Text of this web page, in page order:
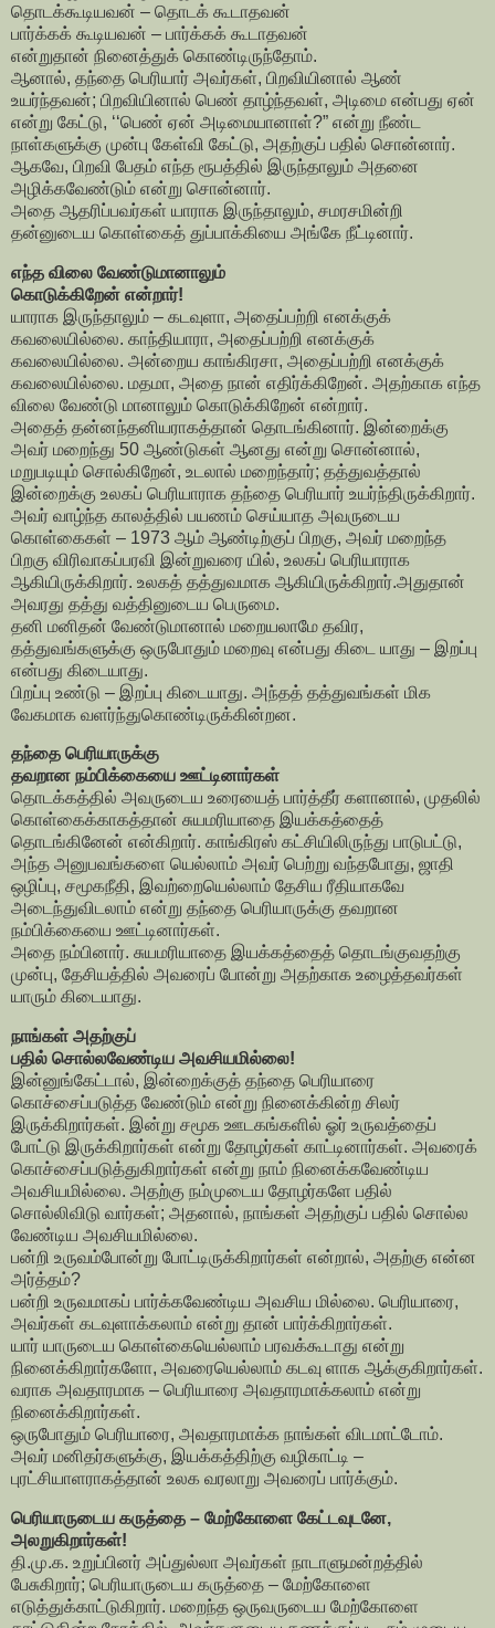
தொடக்கூடியவன் – தொடக் கூடாதவன்
பார்க்கக் கூடியவன் – பார்க்கக் கூடாதவன்
என்றுதான் நினைத்துக் கொண்டிருந்தோம்.
ஆனால், தந்தை பெரியார் அவர்கள், பிறவியினால் ஆண்
உயர்ந்தவன்; பிறவியினால் பெண் தாழ்ந்தவள், அடிமை என்பது ஏன்
என்று கேட்டு, ‘‘பெண் ஏன் அடிமையானாள்?” என்று நீண்ட
நாள்களுக்கு முன்பு கேள்வி கேட்டு, அதற்குப் பதில் சொன்னார்.
ஆகவே, பிறவி பேதம் எந்த ரூபத்தில் இருந்தாலும் அதனை
அழிக்கவேண்டும் என்று சொன்னார்.
அதை ஆதரிப்பவர்கள் யாராக இருந்தாலும், சமரசமின்றி
தன்னுடைய கொள்கைத் துப்பாக்கியை அங்கே நீட்டினார்.
எந்த விலை வேண்டுமானாலும்
கொடுக்கிறேன் என்றார்!
யாராக இருந்தாலும் – கடவுளா, அதைப்பற்றி எனக்குக்
கவலையில்லை. காந்தியாரா, அதைப்பற்றி எனக்குக்
கவலையில்லை. அன்றைய காங்கிரசா, அதைப்பற்றி எனக்குக்
கவலையில்லை. மதமா, அதை நான் எதிர்க்கிறேன். அதற்காக எந்த
விலை வேண்டு மானாலும் கொடுக்கிறேன் என்றார்.
அதைத் தன்னந்தனியராகத்தான் தொடங்கினார். இன்றைக்கு
அவர் மறைந்து 50 ஆண்டுகள் ஆனது என்று சொன்னால்,
மறுபடியும் சொல்கிறேன், உடலால் மறைந்தார்; தத்துவத்தால்
இன்றைக்கு உலகப் பெரியாராக தந்தை பெரியார் உயர்ந்திருக்கிறார்.
அவர் வாழ்ந்த காலத்தில் பயணம் செய்யாத அவருடைய
கொள்கைகள் – 1973 ஆம் ஆண்டிற்குப் பிறகு, அவர் மறைந்த
பிறகு விரிவாகப்பரவி இன்றுவரை யில், உலகப் பெரியாராக
ஆகியிருக்கிறார். உலகத் தத்துவமாக ஆகியிருக்கிறார்.அதுதான்
அவரது தத்து வத்தினுடைய பெருமை.
தனி மனிதன் வேண்டுமானால் மறையலாமே தவிர,
தத்துவங்களுக்கு ஒருபோதும் மறைவு என்பது கிடை யாது – இறப்பு
என்பது கிடையாது.
பிறப்பு உண்டு – இறப்பு கிடையாது. அந்தத் தத்துவங்கள் மிக
வேகமாக வளர்ந்துகொண்டிருக்கின்றன.
தந்தை பெரியாருக்கு
தவறான நம்பிக்கையை ஊட்டினார்கள்
தொடக்கத்தில் அவருடைய உரையைத் பார்த்தீர் களானால், முதலில்
கொள்கைக்காகத்தான் சுயமரியாதை இயக்கத்தைத்
தொடங்கினேன் என்கிறார். காங்கிரஸ் கட்சியிலிருந்து பாடுபட்டு,
அந்த அனுபவங்களை யெல்லாம் அவர் பெற்று வந்தபோது, ஜாதி
ஒழிப்பு, சமூகநீதி, இவற்றையெல்லாம் தேசிய ரீதியாகவே
அடைந்துவிடலாம் என்று தந்தை பெரியாருக்கு தவறான
நம்பிக்கையை ஊட்டினார்கள்.
அதை நம்பினார். சுயமரியாதை இயக்கத்தைத் தொடங்குவதற்கு
முன்பு, தேசியத்தில் அவரைப் போன்று அதற்காக உழைத்தவர்கள்
யாரும் கிடையாது.
நாங்கள் அதற்குப்
பதில் சொல்லவேண்டிய அவசியமில்லை!
இன்னுங்கேட்டால், இன்றைக்குத் தந்தை பெரியாரை
கொச்சைப்படுத்த வேண்டும் என்று நினைக்கின்ற சிலர்
இருக்கிறார்கள். இன்று சமூக ஊடகங்களில் ஓர் உருவத்தைப்
போட்டு இருக்கிறார்கள் என்று தோழர்கள் காட்டினார்கள். அவரைக்
கொச்சைப்படுத்துகிறார்கள் என்று நாம் நினைக்கவேண்டிய
அவசியமில்லை. அதற்கு நம்முடைய தோழர்களே பதில்
சொல்லிவிடு வார்கள்; அதனால், நாங்கள் அதற்குப் பதில் சொல்ல
வேண்டிய அவசியமில்லை.
பன்றி உருவம்போன்று போட்டிருக்கிறார்கள் என்றால், அதற்கு என்ன
அர்த்தம்?
பன்றி உருவமாகப் பார்க்கவேண்டிய அவசிய மில்லை. பெரியாரை,
அவர்கள் கடவுளாக்கலாம் என்று தான் பார்க்கிறார்கள்.
யார் யாருடைய கொள்கையெல்லாம் பரவக்கூடாது என்று
நினைக்கிறார்களோ, அவரையெல்லாம் கடவு ளாக ஆக்குகிறார்கள்.
வராக அவதாரமாக – பெரியாரை அவதாரமாக்கலாம் என்று
நினைக்கிறார்கள்.
ஒருபோதும் பெரியாரை, அவதாரமாக்க நாங்கள் விடமாட்டோம்.
அவர் மனிதர்களுக்கு, இயக்கத்திற்கு வழிகாட்டி –
புரட்சியாளராகத்தான் உலக வரலாறு அவரைப் பார்க்கும்.
பெரியாருடைய கருத்தை – மேற்கோளை கேட்டவுடனே,
அலறுகிறார்கள்!
தி.மு.க. உறுப்பினர் அப்துல்லா அவர்கள் நாடாளுமன்றத்தில்
பேசுகிறார்; பெரியாருடைய கருத்தை – மேற்கோளை
எடுத்துக்காட்டுகிறார். மறைந்த ஒருவருடைய மேற்கோளை